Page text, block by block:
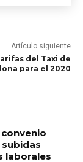
Artículo siguiente
del Taxi de
para el 2020
laborales